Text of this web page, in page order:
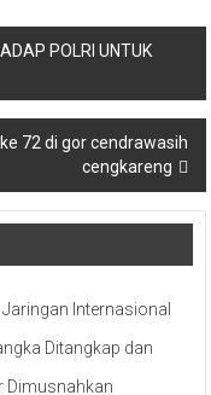
POLRI UNTUK
72 di gor cendrawasih
cengkareng
Internasional
Ditangkap dan
Dimusnahkan